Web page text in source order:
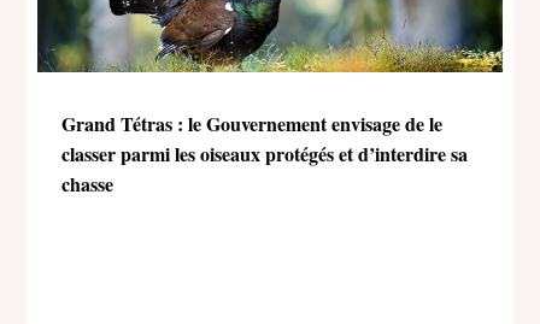
Grand Tétras : le Gouvernement envisage de le
classer parmi les oiseaux protégés et d’interdire sa
chasse